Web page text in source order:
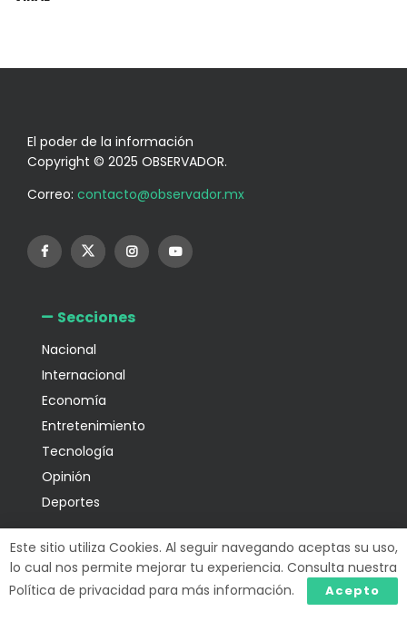
El poder de la información
Copyright © 2025 OBSERVADOR.
Correo: contacto@observador.mx
Secciones
Nacional
Internacional
Economía
Entretenimiento
Tecnología
Opinión
Deportes
Información
Este sitio utiliza Cookies. Al seguir navegando aceptas su uso,
lo cual nos permite mejorar tu experiencia. Consulta nuestra
Política de privacidad para más información.
Acepto